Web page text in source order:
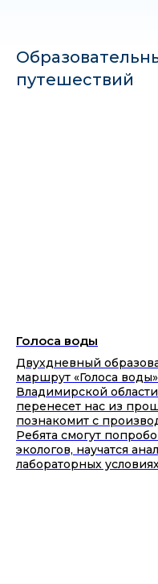
путешествий
Голоса воды
Двухдневный
маршрут «Голоса
Владимирской
перенесет нас из
познакомит с
Ребята смогут
экологов, научатся
лабораторных